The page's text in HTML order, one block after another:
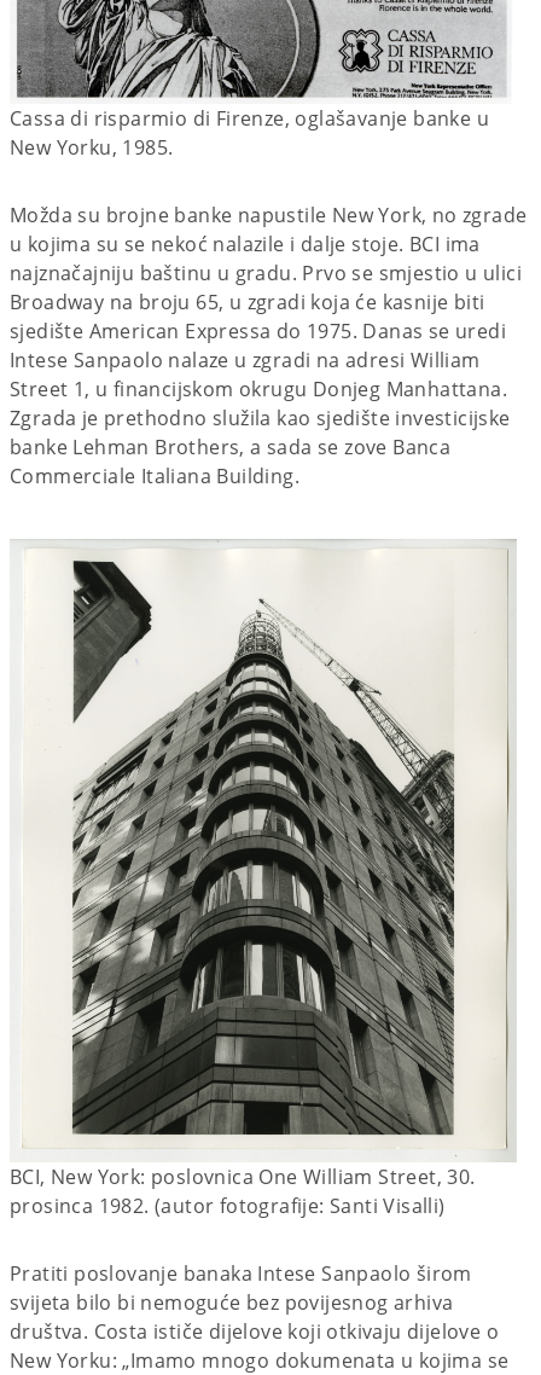
Cassa di risparmio di Firenze, oglašavanje banke u
New Yorku, 1985.
Možda su brojne banke napustile New York, no zgrade
u kojima su se nekoć nalazile i dalje stoje. BCI ima
najznačajniju baštinu u gradu. Prvo se smjestio u ulici
Broadway na broju 65, u zgradi koja će kasnije biti
sjedište American Expressa do 1975. Danas se uredi
Intese Sanpaolo nalaze u zgradi na adresi William
Street 1, u financijskom okrugu Donjeg Manhattana.
Zgrada je prethodno služila kao sjedište investicijske
banke Lehman Brothers, a sada se zove Banca
Commerciale Italiana Building.
BCI, New York: poslovnica One William Street, 30.
prosinca 1982. (autor fotografije: Santi Visalli)
Pratiti poslovanje banaka Intese Sanpaolo širom
svijeta bilo bi nemoguće bez povijesnog arhiva
društva. Costa ističe dijelove koji otkivaju dijelove o
New Yorku: „Imamo mnogo dokumenata u kojima se